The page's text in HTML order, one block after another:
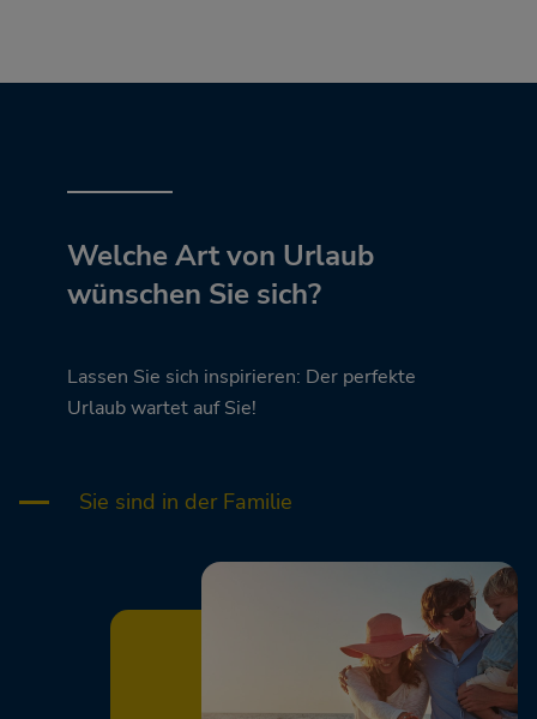
Welche Art von Urlaub
wünschen Sie sich?
Lassen Sie sich inspirieren: Der perfekte
Urlaub wartet auf Sie!
Sie sind in der Familie